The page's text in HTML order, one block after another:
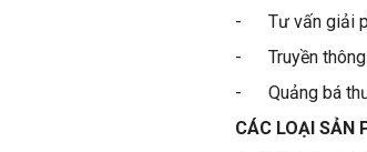
- Tư vấn giải
- Truyền thông
- Quảng bá
CÁC LOẠI SẢN